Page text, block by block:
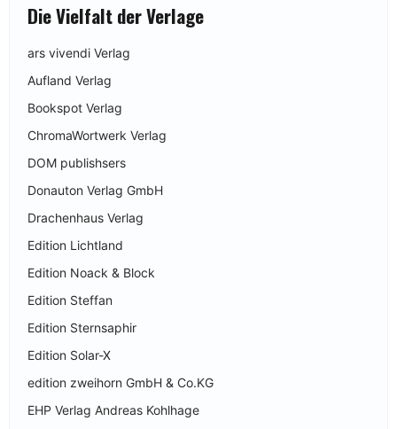
Die Vielfalt der Verlage
ars vivendi Verlag
Aufland Verlag
Bookspot Verlag
ChromaWortwerk Verlag
DOM publishsers
Donauton Verlag GmbH
Drachenhaus Verlag
Edition Lichtland
Edition Noack & Block
Edition Steffan
Edition Sternsaphir
Edition Solar-X
edition zweihorn GmbH & Co.KG
EHP Verlag Andreas Kohlhage